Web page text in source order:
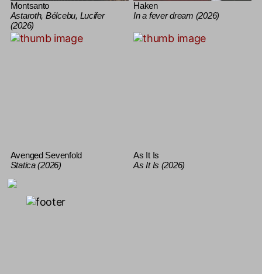
Montsanto
Astaroth, Bélcebu, Lucifer
(2026)
Haken
In a fever dream (2026)
Avenged Sevenfold
Statica (2026)
As It Is
As It Is (2026)